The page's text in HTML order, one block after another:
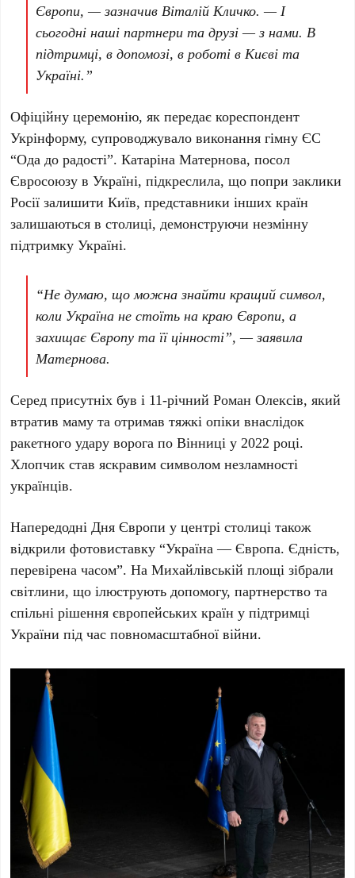
Європи, — зазначив Віталій Кличко. — І
сьогодні наші партнери та друзі — з нами. В
підтримці, в допомозі, в роботі в Києві та
Україні.”
Офіційну церемонію, як передає кореспондент
Укрінформу, супроводжувало виконання гімну ЄС
“Ода до радості”.Катаріна Матернова, посол
Євросоюзу в Україні, підкреслила, що попри заклики
Росії залишитиКиїв, представники інших країн
залишаються в столиці, демонструючи незмінну
підтримку Україні.
“Не думаю, що можна знайти кращий символ,
коли Україна не стоїть на краю Європи, а
захищає Європу та її цінності”, — заявила
Матернова.
Серед присутніх був і 11-річний Роман Олексів, який
втратив маму та отримав тяжкі опіки внаслідок
ракетного удару ворога поВінниці у2022 році.
Хлопчик став яскравим символом незламності
українців.
НапередодніДня Європи у центрі столиці також
відкрили фотовиставку“Україна — Європа. Єдність,
перевірена часом”. НаМихайлівській площі зібрали
світлини, що ілюструють допомогу, партнерство та
спільні рішення європейських країн у підтримці
України під час повномасштабної війни.